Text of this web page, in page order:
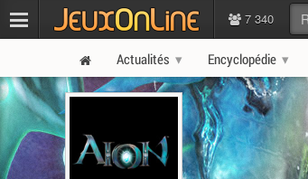
7 340
Actualités Encyclopédie